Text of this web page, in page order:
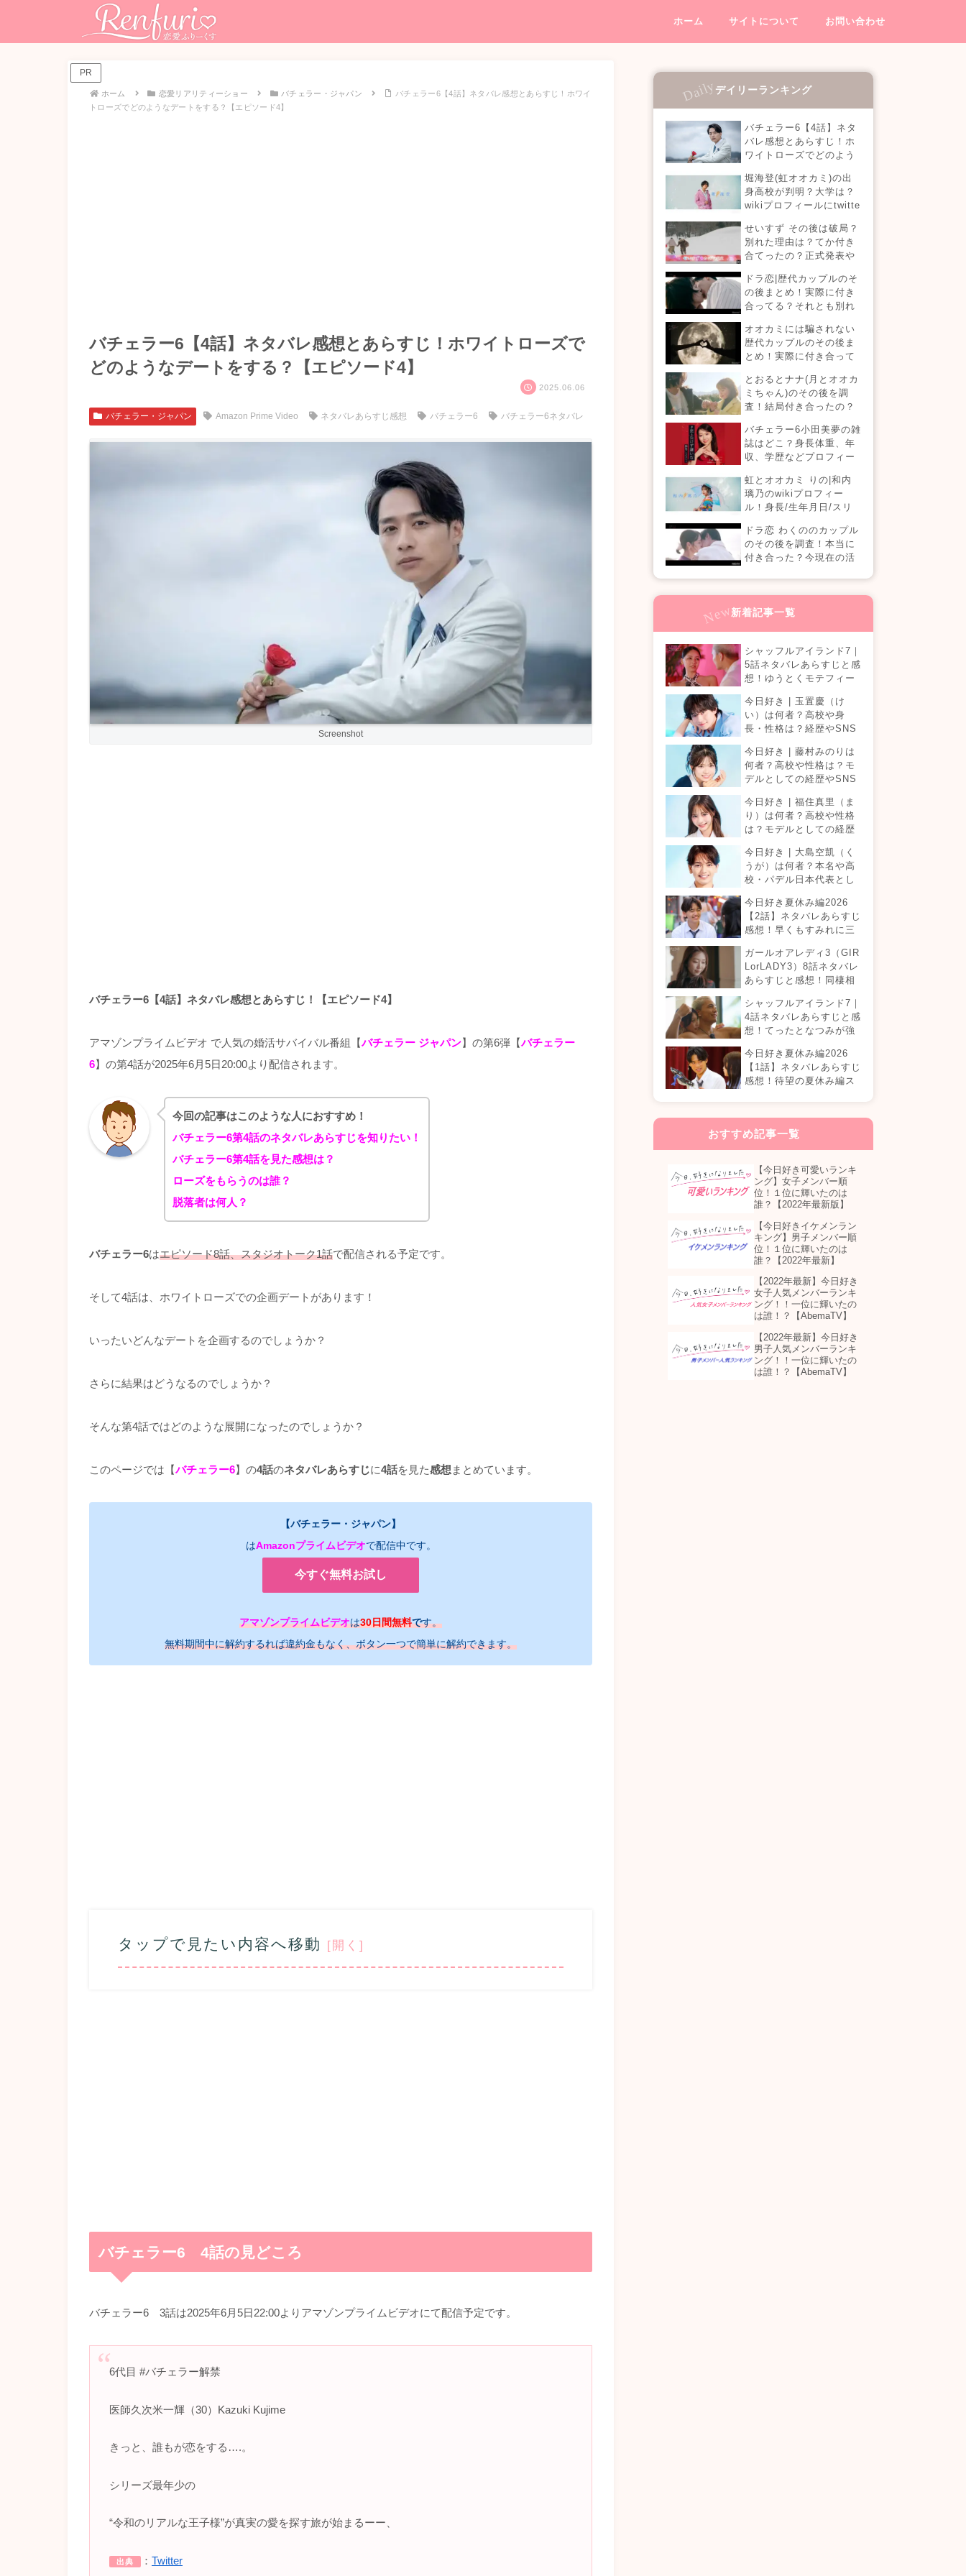
ホーム サイトについて お問い合わせ
PR
ホーム 恋愛リアリティーショー バチェラー・ジャパン
バチェラー6【4話】ネタバレ感想とあらすじ！ホワイ
トローズでどのようなデートをする？【エピソード4】
バチェラー6【4話】ネタバレ感想とあらすじ！ホワイトローズで
どのようなデートをする？【エピソード4】
2025.06.06
バチェラー・ジャパン Amazon Prime Video ネタバレあらすじ感想 バチェラー6 バチェラー6ネタバレ
Screenshot
バチェラー6【4話】ネタバレ感想とあらすじ！【エピソード4】
アマゾンプライムビデオ で人気の婚活サバイバル番組【バチェラー ジャパン】の第6弾【バチェラー
6】の第4話が2025年6月5日20:00より配信されます。
今回の記事はこのような人におすすめ！
バチェラー6第4話のネタバレあらすじを知りたい！
バチェラー6第4話を見た感想は？
ローズをもらうのは誰？
脱落者は何人？
バチェラー6はエピソード8話、スタジオトーク1話で配信される予定です。
そして4話は、ホワイトローズでの企画デートがあります！
いったいどんなデートを企画するのでしょうか？
さらに結果はどうなるのでしょうか？
そんな第4話ではどのような展開になったのでしょうか？
このページでは【バチェラー6】の4話のネタバレあらすじに4話を見た感想 まとめています。
【バチェラー・ジャパン】
はAmazonプライムビデオで配信中です。
今すぐ無料お試し
アマゾンプライムビデオは30日間無料です。
無料期間中に解約するれば違約金もなく、ボタン一つで簡単に解約できます。
タップで見たい内容へ移動
バチェラー6 4話の見どころ
バチェラー6 3話は2025年6月5日22:00よりアマゾンプライムビデオにて配信予定です。
6代目 #バチェラー解禁
医師久次米一輝（30）Kazuki Kujime
きっと、誰もが恋をする….。
シリーズ最年少の
“令和のリアルな王子様”が真実の愛を探す旅が始まるーー、
出典 ： Twitter
デイリーランキング
バチェラー6【4話】ネタ
バレ感想とあらすじ！ホ
ワイトローズでどのよう
ソード4】
堀海登(虹オオカミ)の出
身高校が判明？大学は？
wikiプロフィールにtwitte
オカミには騙されない】
せいすず その後は破局？
別れた理由は？てか付き
合てったの？正式発表や
ドラ恋|歴代カップルのそ
の後まとめ！実際に付き
合ってる？それとも別れ
【恋愛ドラマな恋がした
い】
オオカミには騙されない
歴代カップルのその後ま
とめ！実際に付き合って
現在の活動は？
とおるとナナ(月とオオカ
ミちゃん)のその後を調
査！結局付き合ったの？
バチェラー6小田美夢の雑
誌はどこ？身長体重、年
収、学歴などプロフィー
虹とオオカミ りの|和内
璃乃のwikiプロフィー
ル！身長/生年月日/スリ
ドラ恋 わくののカップル
のその後を調査！本当に
付き合った？今現在の活
新着記事一覧
シャッフルアイランド7｜
5話ネタバレあらすじと感
想！ゆうとくモテフィー
ったが暴走！？
今日好き | 玉置慶（け
い）は何者？高校や身
長・性格は？経歴やSNS
今日好き | 藤村みのりは
何者？高校や性格は？モ
デルとしての経歴やSNS
今日好き | 福住真里（ま
り）は何者？高校や性格
は？モデルとしての経歴
め！
今日好き | 大島空凱（く
うが）は何者？本名や高
校・パデル日本代表とし
ールまとめ！
今日好き夏休み編2026
【2話】ネタバレあらすじ
感想！早くもすみれに三
ルは生まれる？
ガールオアレディ3（GIR
LorLADY3）8話ネタバレ
あらすじと感想！同棲相
気持ちの変化は…？
シャッフルアイランド7｜
4話ネタバレあらすじと感
想！てったとなつみが強
カップル誕生！？
今日好き夏休み編2026
【1話】ネタバレあらすじ
感想！待望の夏休み編ス
おすすめ記事一覧
【今日好き可愛いランキ
ング】女子メンバー順
位！１位に輝いたのは
誰？【2022年最新版】
【今日好きイケメンラン
キング】男子メンバー順
位！１位に輝いたのは
誰？【2022年最新】
【2022年最新】今日好き
女子人気メンバーランキ
ング！！一位に輝いたの
は誰！？【AbemaTV】
【2022年最新】今日好き
男子人気メンバーランキ
ング！！一位に輝いたの
は誰！？【AbemaTV】